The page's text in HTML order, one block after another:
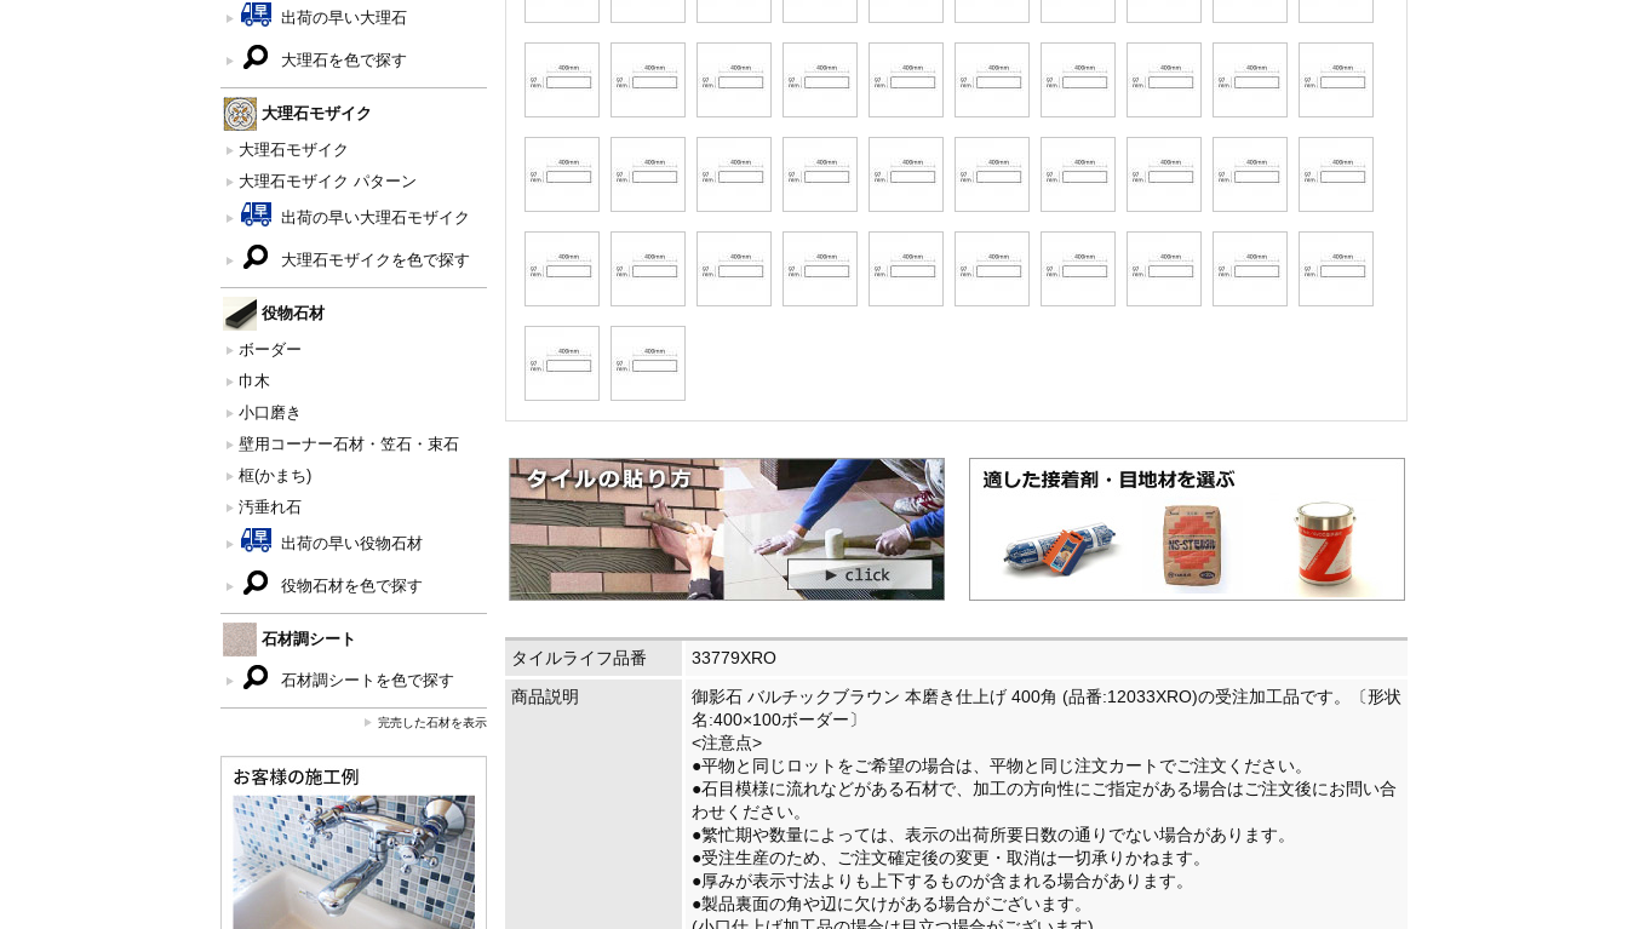
出荷の早い大理石
大理石を色で探す
大理石モザイク
大理石モザイク
大理石モザイク パターン
出荷の早い大理石モザイク
大理石モザイクを色で探す
役物石材
ボーダー
巾木
小口磨き
壁用コーナー石材・笠石・束石
框(かまち)
汚垂れ石
出荷の早い役物石材
役物石材を色で探す
石材調シート
石材調シートを色で探す
完売した石材を表示
タイルライフ品番
33779XRO
商品説明
御影石 バルチックブラウン 本磨き仕上げ 400角 (品番:12033XRO)の受注加工品です。〔形状
名:400×100ボーダー〕
<注意点>
●平物と同じロットをご希望の場合は、平物と同じ注文カートでご注文ください。
●石目模様に流れなどがある石材で、加工の方向性にご指定がある場合はご注文後にお問い合
わせください。
●繁忙期や数量によっては、表示の出荷所要日数の通りでない場合があります。
●受注生産のため、ご注文確定後の変更・取消は一切承りかねます。
●厚みが表示寸法よりも上下するものが含まれる場合があります。
●製品裏面の角や辺に欠けがある場合がございます。